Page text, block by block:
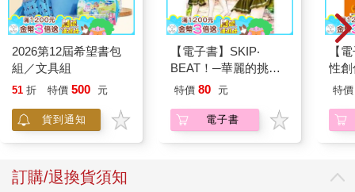
2026第12屆希望書包
組／文具組
51 折 特價 500 元
貨到通知
【電子書】SKIP‧
BEAT！─華麗的挑戰─
（38）
特價 80 元
電子書
【
性
我
特價
訂購/退換貨須知